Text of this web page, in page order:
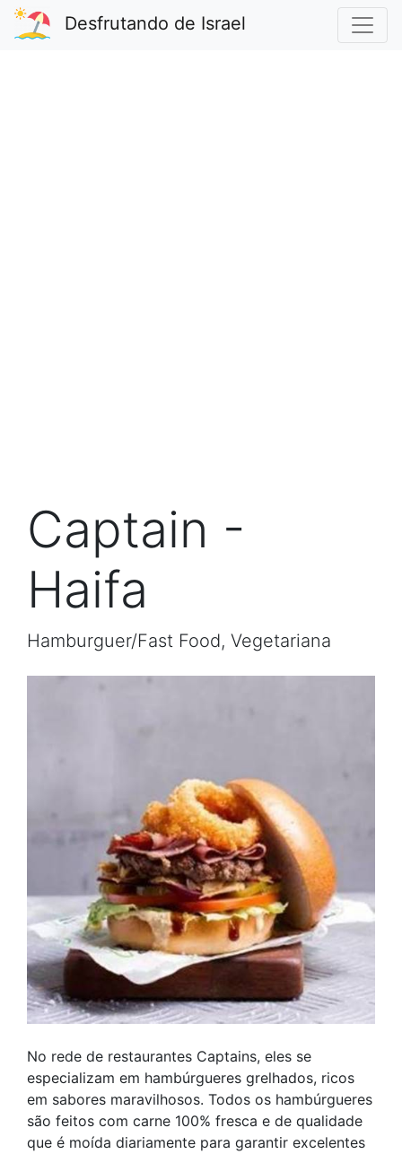
Desfrutando de Israel
Captain -
Haifa
Hamburguer/Fast Food, Vegetariana
No rede de restaurantes Captains, eles se
especializam em hambúrgueres grelhados, ricos
em sabores maravilhosos. Todos os hambúrgueres
são feitos com carne 100% fresca e de qualidade
que é moída diariamente para garantir excelentes